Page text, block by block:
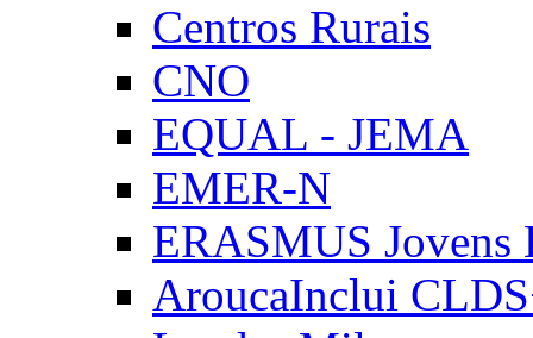
Centros Rurais
CNO
EQUAL - JEMA
EMER-N
ERASMUS Jovens
AroucaInclui